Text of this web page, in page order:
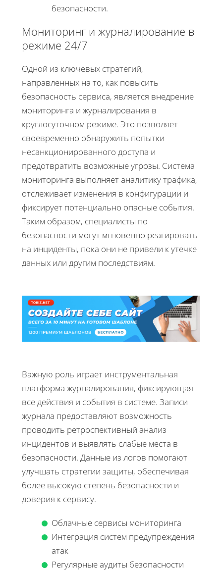
безопасности.
Мониторинг и журналирование в
режиме 24/7
Одной из ключевых стратегий,
направленных на то, как повысить
безопасность сервиса, является внедрение
мониторинга и журналирования в
круглосуточном режиме. Это позволяет
своевременно обнаружить попытки
несанкционированного доступа и
предотвратить возможные угрозы. Система
мониторинга выполняет аналитику трафика,
отслеживает изменения в конфигурации и
фиксирует потенциально опасные события.
Таким образом, специалисты по
безопасности могут мгновенно реагировать
на инциденты, пока они не привели к утечке
данных или другим последствиям.
Важную роль играет инструментальная
платформа журналирования, фиксирующая
все действия и события в системе. Записи
журнала предоставляют возможность
проводить ретроспективный анализ
инцидентов и выявлять слабые места в
безопасности. Данные из логов помогают
улучшать стратегии защиты, обеспечивая
более высокую степень безопасности и
доверия к сервису.
Облачные сервисы мониторинга
Интеграция систем предупреждения
атак
Регулярные аудиты безопасности